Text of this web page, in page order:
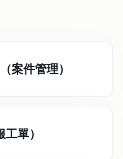
件管理）
單）